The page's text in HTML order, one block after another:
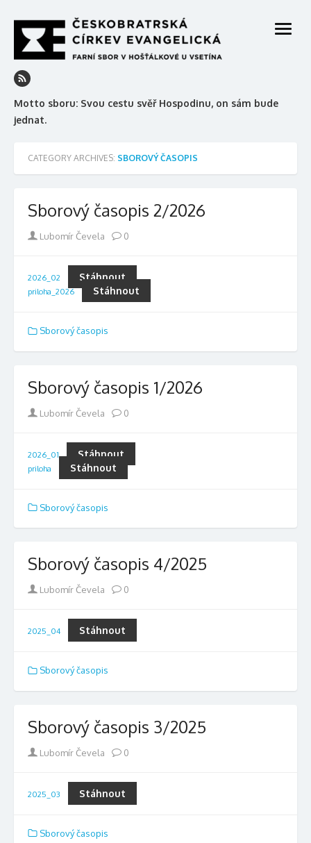
to
content
Motto sboru: Svou cestu svěř Hospodinu, on sám bude
jednat.
open
CATEGORY ARCHIVES: SBOROVÝ ČASOPIS
Sborový časopis 2/2026
Author
Lubomír Čevela 0
2026_02 Stáhnout
priloha_2026 Stáhnout
Sborový časopis
Sborový časopis 1/2026
Author
Lubomír Čevela 0
2026_01 Stáhnout
priloha Stáhnout
Sborový časopis
Sborový časopis 4/2025
Author
Lubomír Čevela 0
2025_04 Stáhnout
Sborový časopis
Sborový časopis 3/2025
Author
Lubomír Čevela 0
2025_03 Stáhnout
Sborový časopis